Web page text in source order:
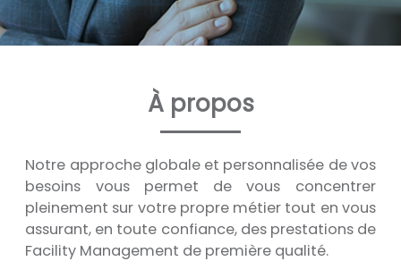
À propos
Notre approche globale et personnalisée de vos
besoins vous permet de vous concentrer
pleinement sur votre propre métier tout en vous
assurant, en toute confiance, des prestations de
Facility Management de première qualité.